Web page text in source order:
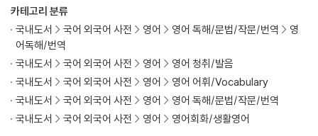
???
UNIT 24 나도 같이 따라가도 되는지 물어볼 때는 〉 Can I follow you
???
UNIT 25 ‘내가 어렸을 때 말이야’를 나타낼 때는 〉 when I was young
???
UNIT 26 잔실수 없이 한 번에 잘했다고 칭찬할 때는 〉 You made it ???
UNIT 27 상사와 같이 일한다고 할 때는 〉 I work with Mr. Powell ???
CHAPTER 2 넣을 땐 넣고 뺄 땐 빼야 오해를 막는 표현들
카테고리 분류
국내도서
국어 외국어 사전 영어 영어 독해/문법/작문/번역
영
어독해/번역
국내도서
국어 외국어 사전 영어
영어 청취/발음
국내도서
국어 외국어 사전 영어
영어 어휘/Vocabulary
국내도서
국어 외국어 사전 영어
영어 독해/문법/작문/번역
국내도서
국어 외국어 사전 영어 영어회화/생활영어